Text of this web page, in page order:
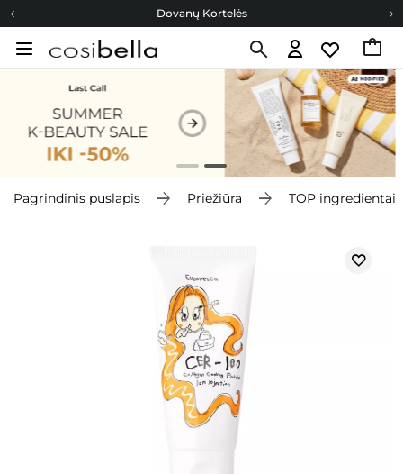
Dovanų Kortelės
Cosibella lojalumo programa
Pagrindinis puslapis Priežiūra TOP ingredientai